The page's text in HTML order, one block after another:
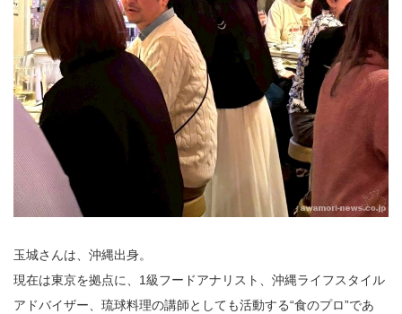
玉城さんは、沖縄出身。
現在は東京を拠点に、1級フードアナリスト、沖縄ライフスタイル
アドバイザー、琉球料理の講師としても活動する“食のプロ”であ